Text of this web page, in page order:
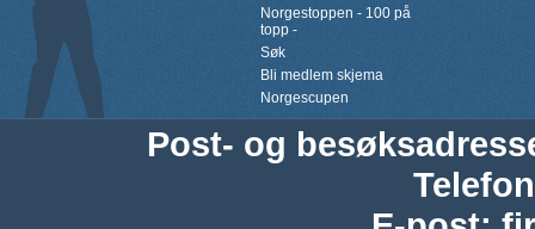
Norgestoppen - 100 på
topp -
Søk
Bli medlem skjema
Norgescupen
Post- og
Telefon